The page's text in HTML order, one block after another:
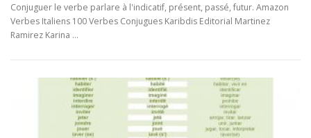
Conjuguer le verbe parlare à l'indicatif, présent, passé, futur. Amazon
Verbes Italiens 100 Verbes Conjugues Karibdis Editorial Martinez
Ramirez Karina …